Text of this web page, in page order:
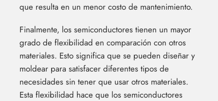
que resulta en un menor costo de mantenimiento.
Finalmente, los semiconductores tienen un mayor
grado de flexibilidad en comparación con otros
materiales. Esto significa que se pueden diseñar y
moldear para satisfacer diferentes tipos de
necesidades sin tener que usar otros materiales.
Esta flexibilidad hace que los semiconductores